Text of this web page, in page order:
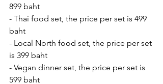
899 baht
- Thai food set, the price per set is 499
baht
- Local North food set, the price per set
is 399 baht
- Vegan dinner set, the price per set is
599 baht